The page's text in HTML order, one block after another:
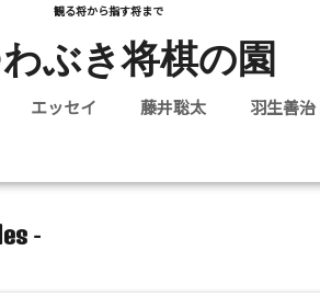
観る将から指す将まで
ぶき将棋の園
エッセイ 藤井聡太 羽生善治
-